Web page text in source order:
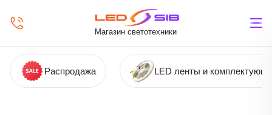
Магазин светотехники
Распродажа LED ленты и